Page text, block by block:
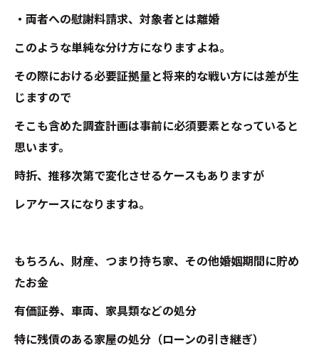
・両者への慰謝料請求、対象者とは離婚
このような単純な分け方になりますよね。
その際における必要証拠量と将来的な戦い方には差が生
じますので
そこも含めた調査計画は事前に必須要素となっていると
思います。
時折、推移次第で変化させるケースもありますが
レアケースになりますね。
もちろん、財産、つまり持ち家、その他婚姻期間に貯め
たお金
有価証券、車両、家具類などの処分
特に残債のある家屋の処分（ローンの引き継ぎ）